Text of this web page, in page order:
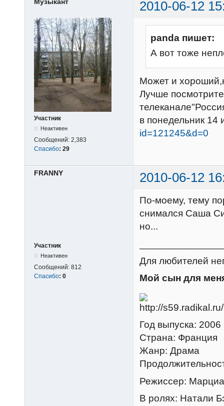
2010-06-12
Участник
Неактивен
Сообщений: 2,383
Спасибо: 29
panda пишет:
А вот тоже
Может и
Лучше
в понедельник
id=121245&d=0
FRANNY 2010-06-12
Участник
Неактивен
Сообщений: 812
Спасибо: 0
По-моему, тему
снимался Саша
но...
Для любителей
Мой сын для
Год выпуска: 2006
Страна: Франция
Жанр: Драма
Режиссер:
В ролях: Натали